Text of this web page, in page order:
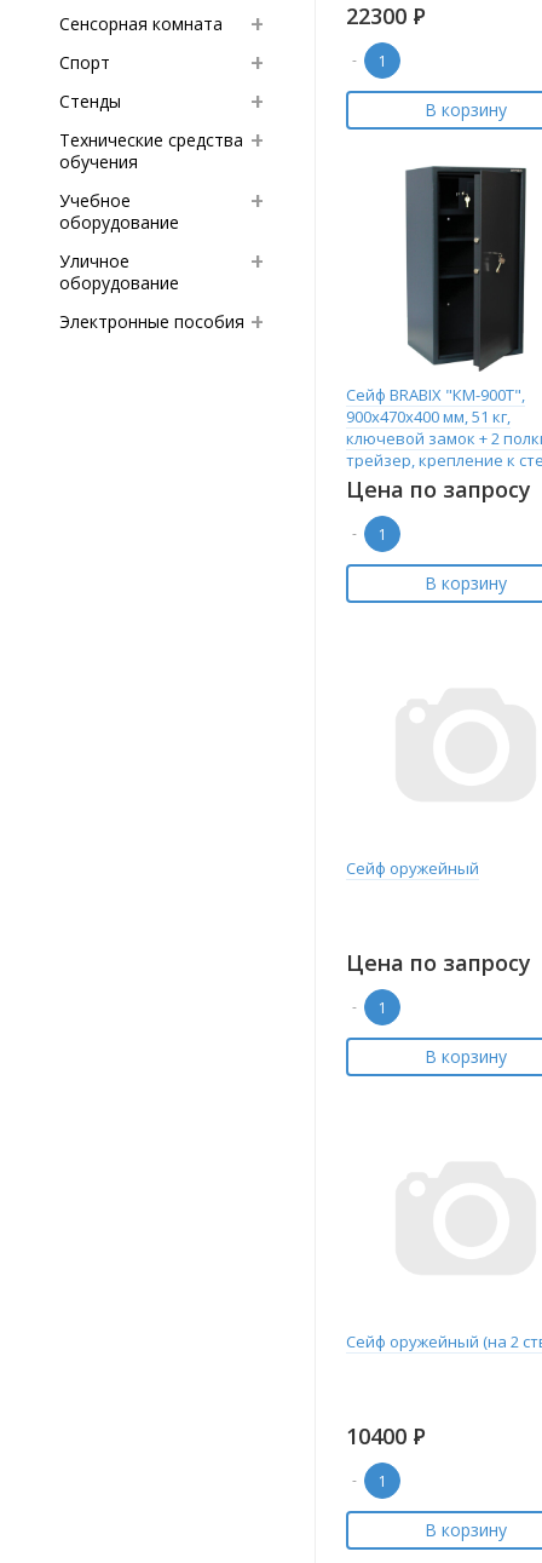
Сенсорная комната
Спорт
Стенды
Технические средства
обучения
Учебное
оборудование
Уличное
оборудование
Электронные пособия
22300 Р
-
В корзину
Сейф BRABIX "КМ-900Т",
900х470х400 мм, 51 кг,
ключевой замок + 2
трейзер, крепление к
Цена по запросу
-
В корзину
Сейф оружейный
Цена по запросу
-
В корзину
Сейф оружейный (на 2
10400 Р
-
В корзину